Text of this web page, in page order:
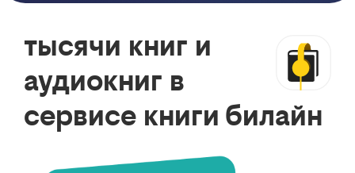
тысячи книг и
аудиокниг в
сервисе книги билайн